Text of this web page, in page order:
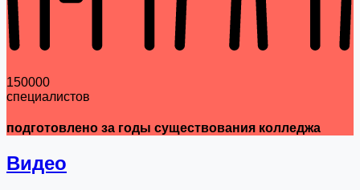
150000
специалистов
подготовлено за годы существования колледжа
Видео